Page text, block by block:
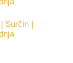
Surčin |